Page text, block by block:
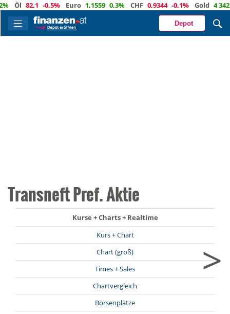
Öl 82,1 -0,5% Euro 1,1559 0,3% CHF 0,9344 -0,1% Gold 4 342
Depot
Transneft Pref. Aktie
Kurse + Charts + Realtime
Kurs + Chart
Chart (groß)
Times + Sales
Chartvergleich
Börsenplätze
>